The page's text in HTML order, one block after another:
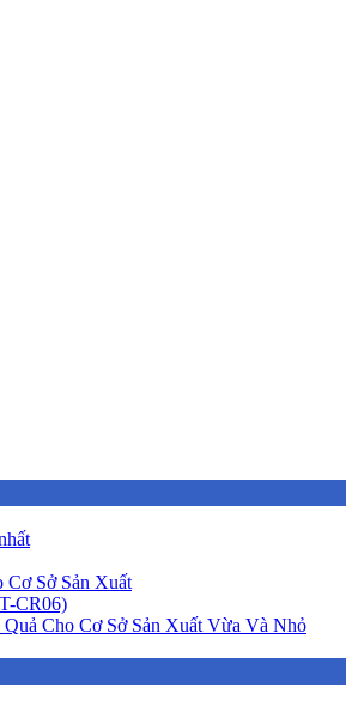
Sở Sản Xuất
CR06)
Cho Cơ Sở Sản Xuất Vừa Và Nhỏ